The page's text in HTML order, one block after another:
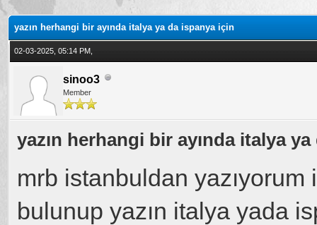
0
yazın herhangi bir ayında italya ya da ispanya için
02-03-2025, 05:14 PM,
sinoo3
Member
yazın herhangi bir ayında italya
mrb istanbuldan
bulunup yazın italya yada